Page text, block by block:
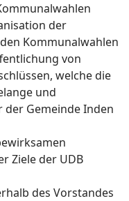
der
Kommunalwahlen
von
welche die
und
Gemeinde Inden
Ziele der UDB
des Vorstandes